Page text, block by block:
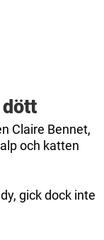
dött
Claire Bennet,
och katten
gick dock inte